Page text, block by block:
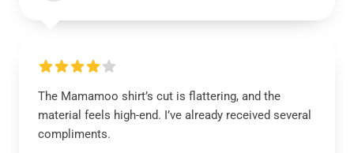
The Mamamoo shirt’s cut is flattering, and the
material feels high-end. I’ve already received several
compliments.